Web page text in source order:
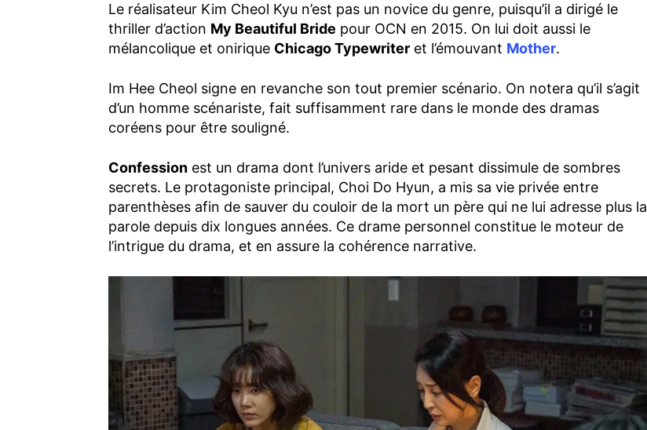
Le réalisateur Kim Cheol Kyu n’est pas un novice du genre, puisqu’il a dirigé le
thriller d’action My Beautiful Bride pour OCN en 2015. On lui doit aussi le
mélancolique et onirique Chicago Typewriter et l’émouvant Mother.
Im Hee Cheol signe en revanche son tout premier scénario. On notera qu’il s’agit
d’un homme scénariste, fait suffisamment rare dans le monde des dramas
coréens pour être souligné.
Confession est un drama dont l’univers aride et pesant dissimule de sombres
secrets. Le protagoniste principal, Choi Do Hyun, a mis sa vie privée entre
parenthèses afin de sauver du couloir de la mort un père qui ne lui adresse plus la
parole depuis dix longues années. Ce drame personnel constitue le moteur de
l’intrigue du drama, et en assure la cohérence narrative.